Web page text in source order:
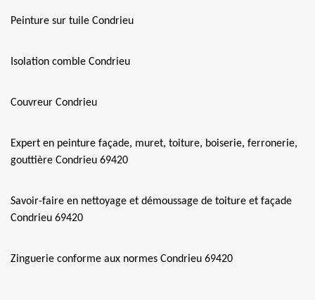
Peinture sur tuile Condrieu
Isolation comble Condrieu
Couvreur Condrieu
Expert en peinture façade, muret, toiture, boiserie, ferronerie,
gouttière Condrieu 69420
Savoir-faire en nettoyage et démoussage de toiture et façade
Condrieu 69420
Zinguerie conforme aux normes Condrieu 69420